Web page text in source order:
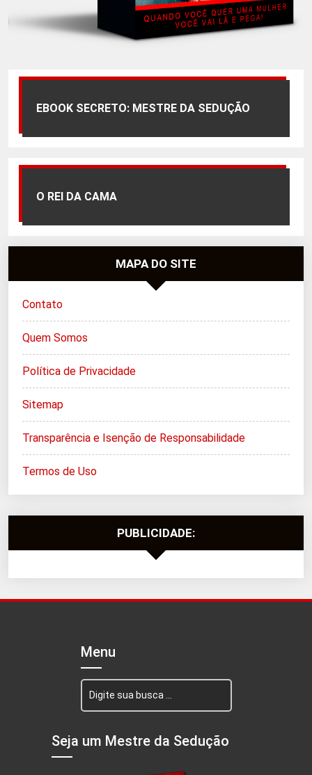
EBOOK SECRETO: MESTRE DA SEDUÇÃO
O REI DA CAMA
MAPA DO SITE
Contato
Quem Somos
Política de Privacidade
Sitemap
Transparência e Isenção de Responsabilidade
Termos de Uso
PUBLICIDADE:
Menu
Seja um Mestre da Sedução